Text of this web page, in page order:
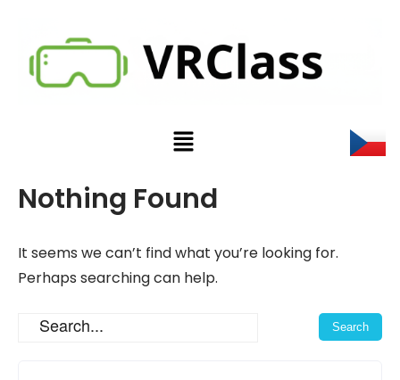
Nothing Found
It seems we can’t find what you’re looking for.
Perhaps searching can help.